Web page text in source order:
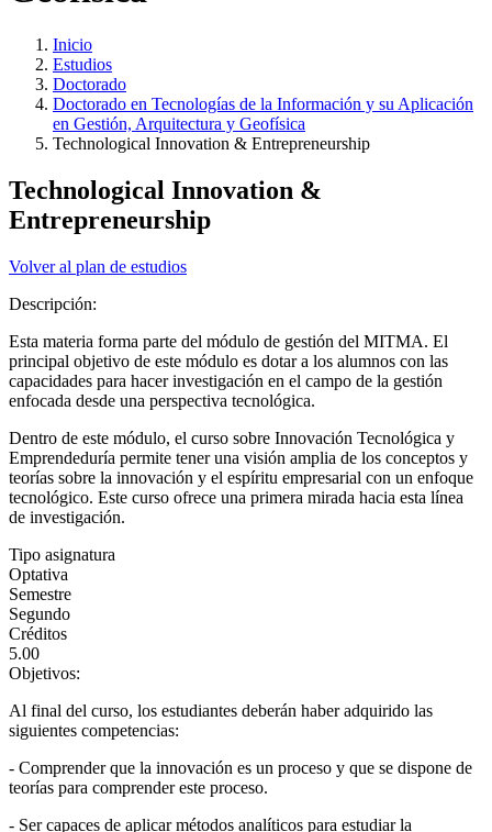
Inicio
Estudios
Doctorado
Doctorado en Tecnologías de la Información y su Aplicación
en Gestión, Arquitectura y Geofísica
Technological Innovation & Entrepreneurship
Technological Innovation &
Entrepreneurship
Volver al plan de estudios
Descripción:
Esta materia forma parte del módulo de gestión del MITMA. El
principal objetivo de este módulo es dotar a los alumnos con las
capacidades para hacer investigación en el campo de la gestión
enfocada desde una perspectiva tecnológica.
Dentro de este módulo, el curso sobre Innovación Tecnológica y
Emprendeduría permite tener una visión amplia de los conceptos y
teorías sobre la innovación y el espíritu empresarial con un enfoque
tecnológico. Este curso ofrece una primera mirada hacia esta línea
de investigación.
Tipo asignatura
Optativa
Semestre
Segundo
Créditos
5.00
Objetivos:
Al final del curso, los estudiantes deberán haber adquirido las
siguientes competencias:
- Comprender que la innovación es un proceso y que se dispone de
teorías para comprender este proceso.
- Ser capaces de aplicar métodos analíticos para estudiar la